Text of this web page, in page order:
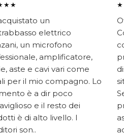
un
elettrico
un microfono
amplificatore,
aste e cavi vari come
per il mio compagno. Lo
è a dir poco
e il resto dei
è di alto livello. I
son..